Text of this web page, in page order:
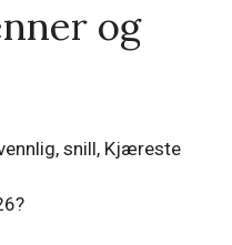
og
snill, Kjæreste